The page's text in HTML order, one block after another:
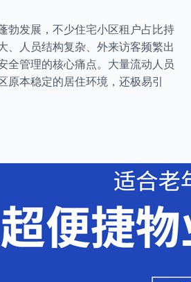
勃发展，不少住宅小区租户占比持
、人员结构复杂、外来访客频繁出
全管理的核心痛点。大量流动人员
原本稳定的居住环境，还极易引